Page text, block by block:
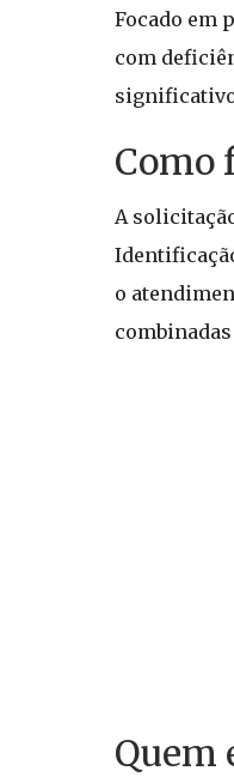
Focado em
com
Como
A
o
Quem